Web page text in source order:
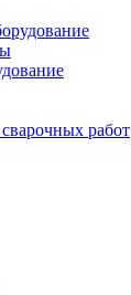
работ